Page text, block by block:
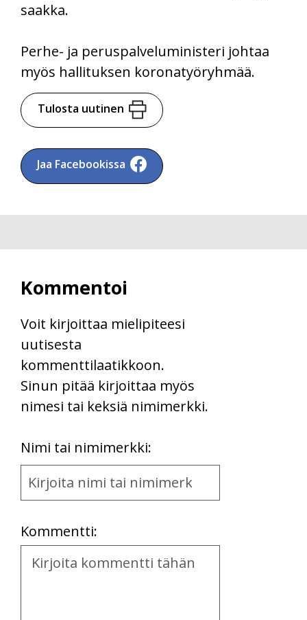
saakka.
Perhe- ja peruspalveluministeri johtaa
myös hallituksen koronatyöryhmää.
Tulosta uutinen
Jaa Facebookissa
Kommentoi
Voit kirjoittaa mielipiteesi
uutisesta
kommenttilaatikkoon.
Sinun pitää kirjoittaa myös
nimesi tai keksiä nimimerkki.
Nimi tai nimimerkki:
Name
and
Kommentti:
Kommentti